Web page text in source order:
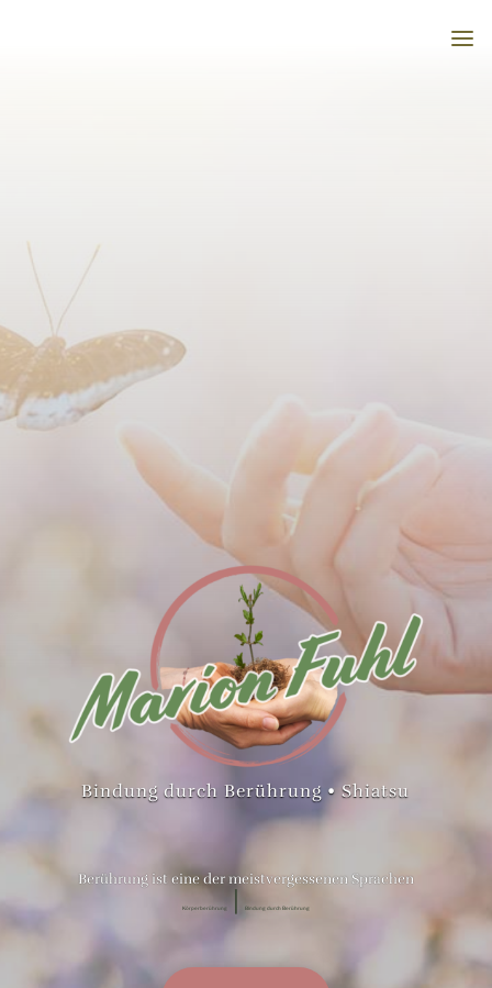
Bindung durch Berührung • Shiatsu
Berührung ist eine der meistvergessenen Sprachen
Körperberührung| Bindung durch Berührung